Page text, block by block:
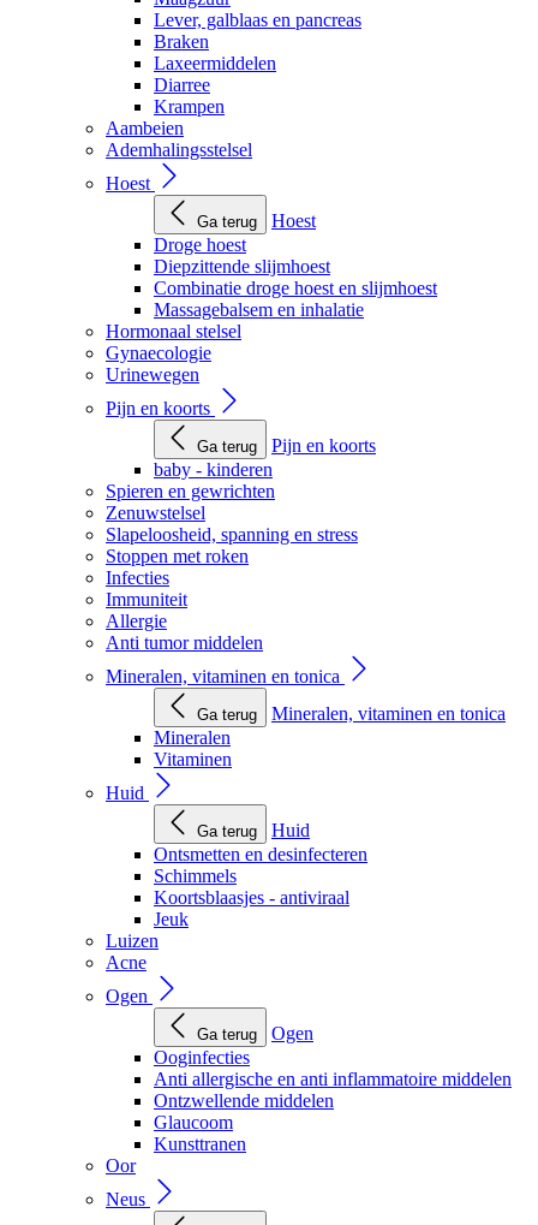
Lever, galblaas en pancreas
Braken
Laxeermiddelen
Diarree
Krampen
Aambeien
Ademhalingsstelsel
Hoest
Ga terug
Hoest
Droge hoest
Diepzittende slijmhoest
Combinatie droge hoest en slijmhoest
Massagebalsem en inhalatie
Hormonaal stelsel
Gynaecologie
Urinewegen
Pijn en koorts
Ga terug
Pijn en koorts
baby - kinderen
Spieren en gewrichten
Zenuwstelsel
Slapeloosheid, spanning en stress
Stoppen met roken
Infecties
Immuniteit
Allergie
Anti tumor middelen
Mineralen, vitaminen en tonica
Ga terug
Mineralen, vitaminen en tonica
Mineralen
Vitaminen
Huid
Ga terug
Huid
Ontsmetten en desinfecteren
Schimmels
Koortsblaasjes - antiviraal
Jeuk
Luizen
Acne
Ogen
Ga terug
Ogen
Ooginfecties
Anti allergische en anti inflammatoire middelen
Ontzwellende middelen
Glaucoom
Kunsttranen
Oor
Neus